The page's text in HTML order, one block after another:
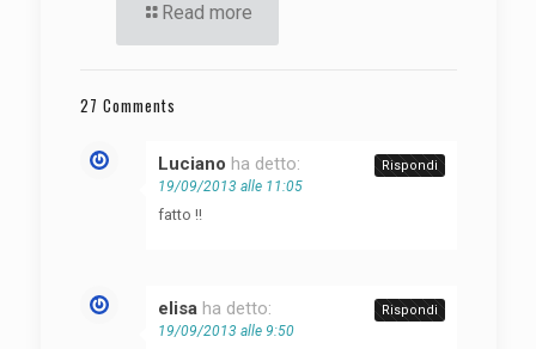
Read more
27 Comments
Luciano ha detto:
19/09/2013 alle 11:05
fatto !!
Rispondi
elisa ha detto:
19/09/2013 alle 9:50
Rispondi